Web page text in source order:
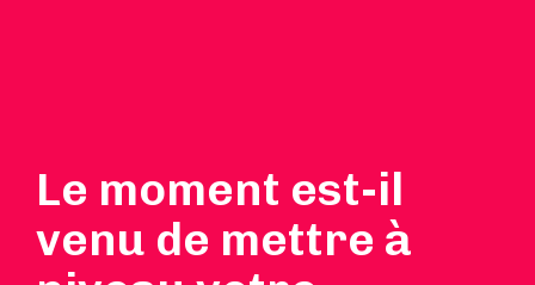
Le moment est-il
venu de mettre à